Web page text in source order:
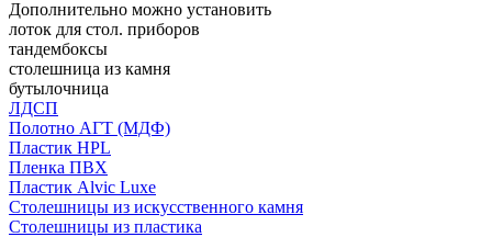
Дополнительно можно установить
лоток для стол. приборов
тандембоксы
столешница из камня
бутылочница
ЛДСП
Полотно АГТ (МДФ)
Пластик HPL
Пленка ПВХ
Пластик Alvic Luxe
Столешницы из искусственного камня
Столешницы из пластика